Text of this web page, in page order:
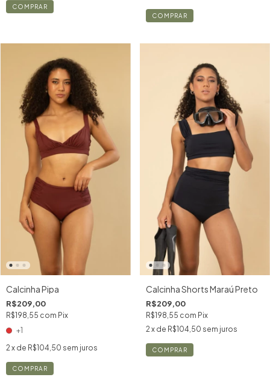
COMPRAR
COMPRAR
Calcinha Pipa
R$209,00
R$198,55 com Pix
+1
2x de R$104,50 sem juros
COMPRAR
Calcinha Shorts Maraú Preto
R$209,00
R$198,55 com Pix
2x de R$104,50 sem juros
COMPRAR